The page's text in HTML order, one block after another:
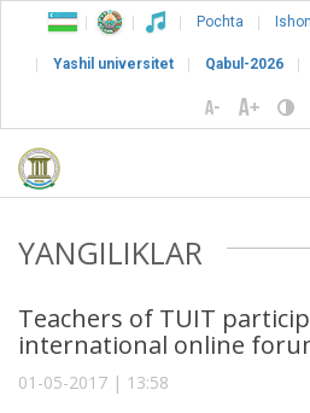
Pochta
Yashil universitet Qabul-2026
YANGILIKLAR
Teachers of TUIT
international online
01-05-2017 | 13:58